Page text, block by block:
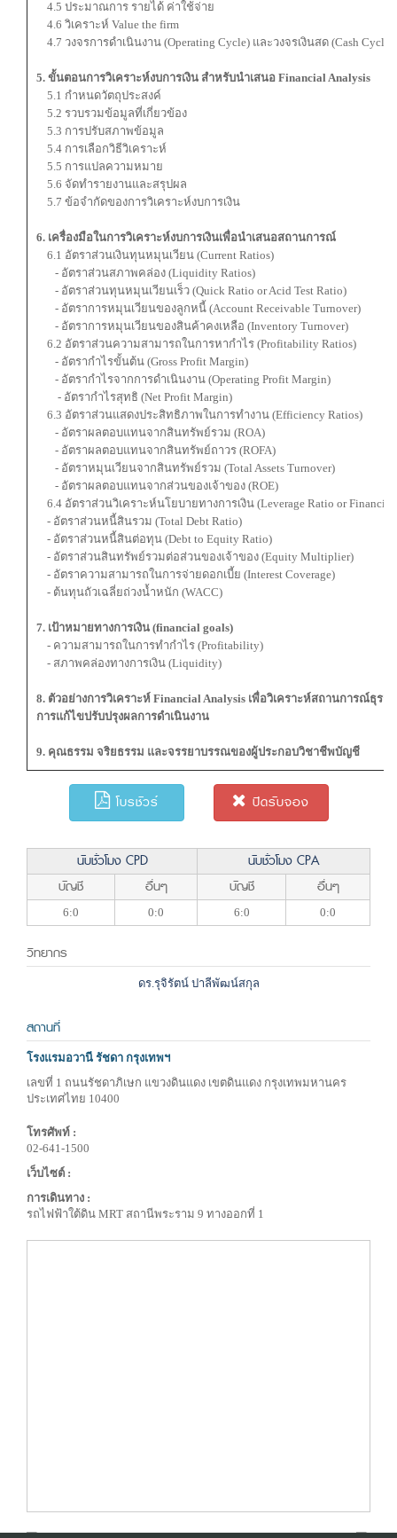
4.5 ประมาณการ รายได้ ค่าใช้จ่าย
4.6 วิเคราะห์ Value the firm
4.7 วงจรการดําเนินงาน (Operating Cycle) และวงจรเงินสด (Cash Cycle)
5. ขั้นตอนการวิเคราะห์งบการเงิน สําหรับนําเสนอ Financial Analysis
5.1 กําหนดวัตถุประสงค์
5.2 รวบรวมข้อมูลที่เกี่ยวข้อง
5.3 การปรับสภาพข้อมูล
5.4 การเลือกวิธีวิเคราะห์
5.5 การแปลความหมาย
5.6 จัดทํารายงานและสรุปผล
5.7 ข้อจํากัดของการวิเคราะห์งบการเงิน
6. เครื่องมือในการวิเคราะห์งบการเงินเพื่อนําเสนอสถานการณ์
6.1 อัตราส่วนเงินทุนหมุนเวียน (Current Ratios)
- อัตราส่วนสภาพคล่อง (Liquidity Ratios)
- อัตราส่วนทุนหมุนเวียนเร็ว (Quick Ratio or Acid Test Ratio)
- อัตราการหมุนเวียนของลูกหนี้ (Account Receivable Turnover)
- อัตราการหมุนเวียนของสินค้าคงเหลือ (Inventory Turnover)
6.2 อัตราส่วนความสามารถในการหากําไร (Profitability Ratios)
- อัตรากําไรขั้นต้น (Gross Profit Margin)
- อัตรากําไรจากการดําเนินงาน (Operating Profit Margin)
- อัตรากําไรสุทธิ (Net Profit Margin)
6.3 อัตราส่วนแสดงประสิทธิภาพในการทํางาน (Efficiency Ratios)
- อัตราผลตอบแทนจากสินทรัพย์รวม (ROA)
- อัตราผลตอบแทนจากสินทรัพย์ถาวร (ROFA)
- อัตราหมุนเวียนจากสินทรัพย์รวม (Total Assets Turnover)
- อัตราผลตอบแทนจากส่วนของเจ้าของ (ROE)
6.4 อัตราส่วนวิเคราะห์นโยบายทางการเงิน (Leverage Ratio or Financial
- อัตราส่วนหนี้สินรวม (Total Debt Ratio)
- อัตราส่วนหนี้สินต่อทุน (Debt to Equity Ratio)
- อัตราส่วนสินทรัพย์รวมต่อส่วนของเจ้าของ (Equity Multiplier)
- อัตราความสามารถในการจ่ายดอกเบี้ย (Interest Coverage)
- ต้นทุนถัวเฉลี่ยถ่วงนํ้าหนัก (WACC)
7. เป้าหมายทางการเงิน (financial goals)
- ความสามารถในการทำกำไร (Profitability)
- สภาพคล่องทางการเงิน (Liquidity)
8. ตัวอย่างการวิเคราะห์ Financial Analysis เพื่อวิเคราะห์สถานการณ์ธุรกิ
การแก้ไขปรับปรุงผลการดำเนินงาน
9. คุณธรรม จริยธรรม และจรรยาบรรณของผู้ประกอบวิชาชีพบัญชี
โบรชัวร์ ปิดรับจอง
นับชั่วโมง CPD
นับชั่วโมง CPA
บัญชี
อื่นๆ บัญชี อื่นๆ
6:0 0:0 6:0 0:0
วิทยากร
ดร.รุจิรัตน์ ปาลีพัฒน์สกุล
สถานที่
โรงแรมอวานี รัชดา กรุงเทพฯ
เลขที่ 1 ถนนรัชดาภิเษก แขวงดินแดง เขตดินแดง กรุงเทพมหานคร
ประเทศไทย 10400
โทรศัพท์ :
02-641-1500
เว็บไซต์ :
การเดินทาง :
รถไฟฟ้าใต้ดิน MRT สถานีพระราม 9 ทางออกที่ 1